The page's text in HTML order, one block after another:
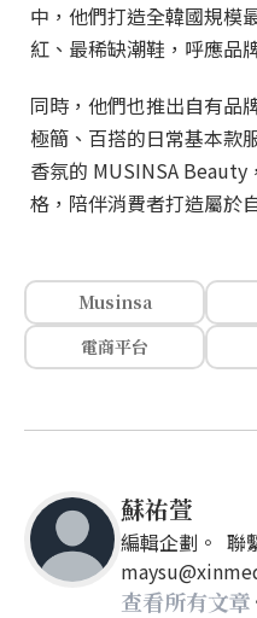
中，他們打造全韓國規模
紅、最稀缺潮鞋，呼應品
同時，他們也推出自有品
極簡、百搭的日常基本款
香氛的 MUSINSA
格，陪伴消費者打造屬於
Musinsa
電商平台
蘇祐萱
編輯企劃。 聯
查看所有文章